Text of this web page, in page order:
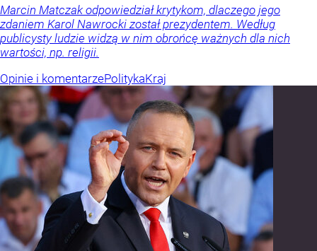
Marcin Matczak odpowiedział krytykom, dlaczego jego
zdaniem Karol Nawrocki został prezydentem. Według
publicysty ludzie widzą w nim obrońcę ważnych dla nich
wartości, np. religii.
Opinie i komentarzePolitykaKraj